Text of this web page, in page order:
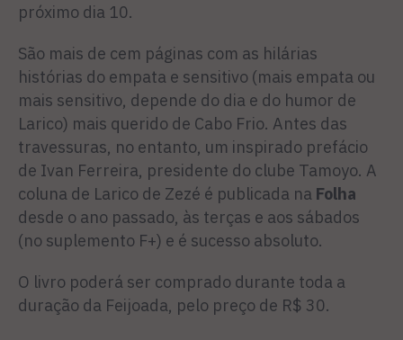
próximo dia 10.
São mais de cem páginas com as hilárias
histórias do empata e sensitivo (mais empata ou
mais sensitivo, depende do dia e do humor de
Larico) mais querido de Cabo Frio. Antes das
traves­suras, no entanto, um inspirado prefácio
de Ivan Ferreira, presi­dente do clube Tamoyo. A
coluna de Larico de Zezé é publicada na Folha
desde o ano passado, às terças e aos sábados
(no suple­mento F+) e é sucesso absoluto.
O livro poderá ser comprado durante toda a
duração da Feijo­ada, pelo preço de R$ 30.